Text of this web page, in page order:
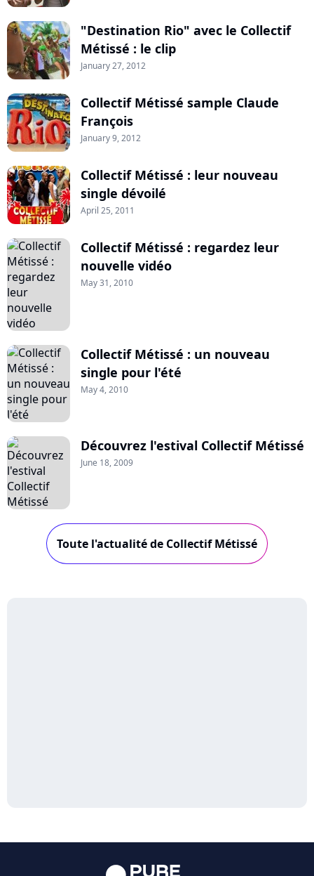
"Destination Rio" avec le Collectif
Métissé : le clip
January 27, 2012
Collectif Métissé sample Claude
François
January 9, 2012
Collectif Métissé : leur nouveau
single dévoilé
April 25, 2011
Collectif Métissé : regardez leur
nouvelle vidéo
May 31, 2010
Collectif Métissé : un nouveau
single pour l'été
May 4, 2010
Découvrez l'estival Collectif Métissé
June 18, 2009
Toute l'actualité de Collectif Métissé